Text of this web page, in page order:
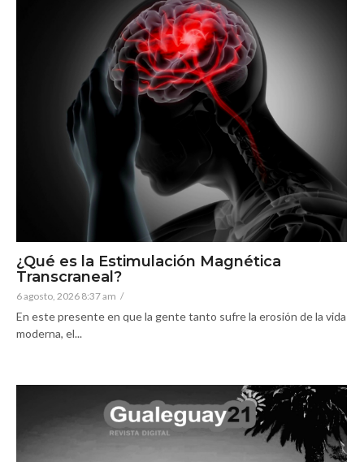
¿Qué es la Estimulación Magnética
Transcraneal?
6 agosto, 2026 8:37 am /
En este presente en que la gente tanto sufre la erosión de la vida
moderna, el...